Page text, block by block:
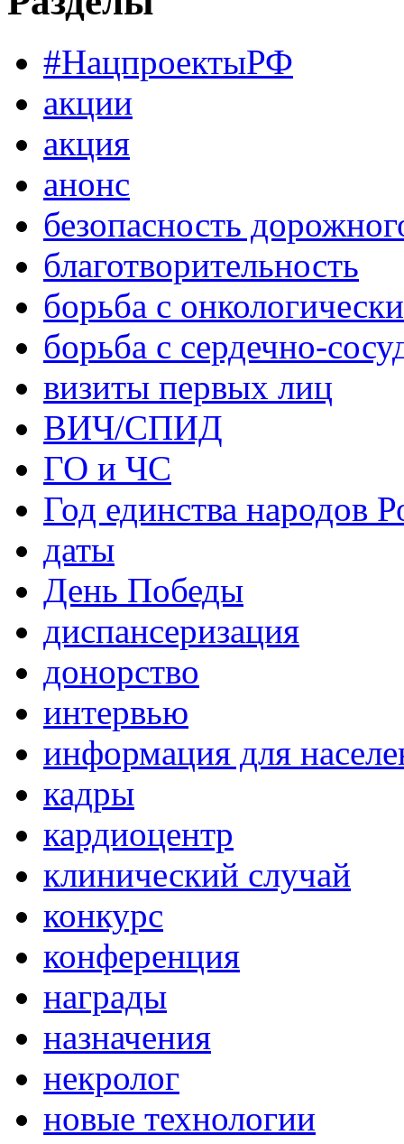
#НацпроектыРФ
акции
акция
анонс
безопасность
благотворительность
борьба с
борьба с сердечно-
визиты первых лиц
ВИЧ/СПИД
ГО и ЧС
Год единства народов
даты
День Победы
диспансеризация
донорство
интервью
информация для
кадры
кардиоцентр
клинический случай
конкурс
конференция
награды
назначения
некролог
новые технологии